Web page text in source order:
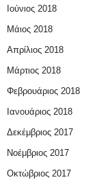
Ιούνιος 2018
Μάιος 2018
Απρίλιος 2018
Μάρτιος 2018
Φεβρουάριος 2018
Ιανουάριος 2018
Δεκέμβριος 2017
Νοέμβριος 2017
Οκτώβριος 2017